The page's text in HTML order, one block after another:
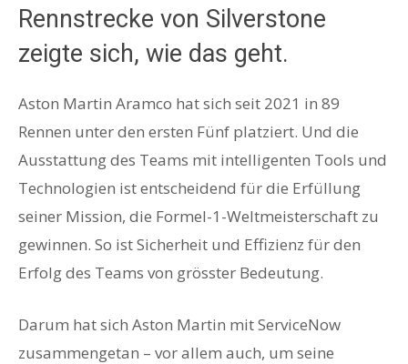
Rennstrecke von Silverstone
zeigte sich, wie das geht.
Aston Martin Aramco hat sich seit 2021 in 89
Rennen unter den ersten Fünf platziert. Und die
Ausstattung des Teams mit intelligenten Tools und
Technologien ist entscheidend für die Erfüllung
seiner Mission, die Formel-1-Weltmeisterschaft zu
gewinnen. So ist Sicherheit und Effizienz für den
Erfolg des Teams von grösster Bedeutung.
Darum hat sich Aston Martin mit ServiceNow
zusammengetan – vor allem auch, um seine